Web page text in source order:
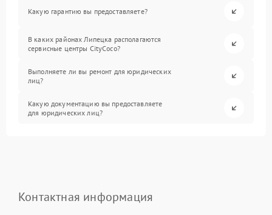
Какую гарантию вы предоставляете?
В каких районах Липецка располагаются
сервисные центры CityCoco?
Выполняете ли вы ремонт для юридических
лиц?
Какую документацию вы предоставляете
для юридических лиц?
Контактная информация